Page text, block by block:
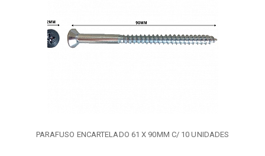
PARAFUSO ENCARTELADO 61 X 90MM C/ 10 UNIDADES